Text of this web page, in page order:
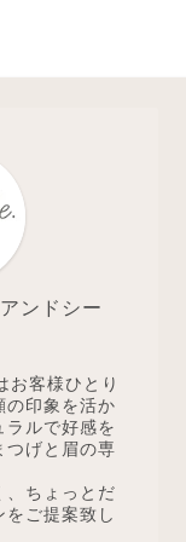
ンドシー
お客様ひとり
の印象を活か
ラルで好感を
つげと眉の専
、ちょっとだ
をご提案致し